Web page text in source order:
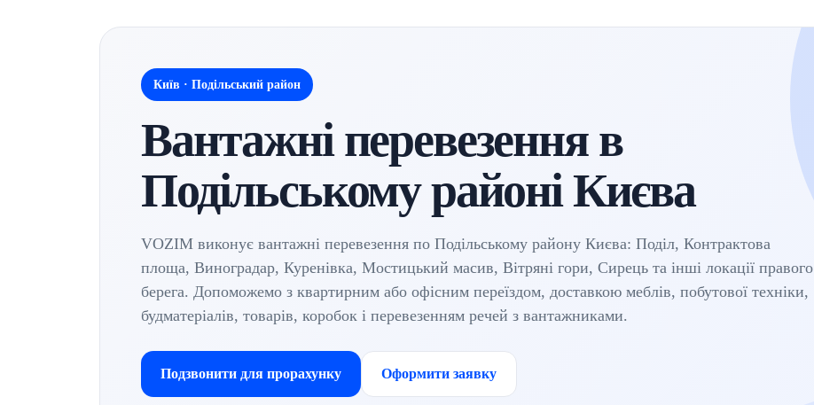
Київ · Подільський район
Вантажні перевезення в
Подільському районі Києва
VOZIM виконує вантажні перевезення по Подільському району Києва: Поділ, Контрактова
площа, Виноградар, Куренівка, Мостицький масив, Вітряні гори, Сирець та інші локації правого
берега. Допоможемо з квартирним або офісним переїздом, доставкою меблів, побутової техніки,
будматеріалів, товарів, коробок і перевезенням речей з вантажниками.
Подзвонити для прорахунку Оформити заявку